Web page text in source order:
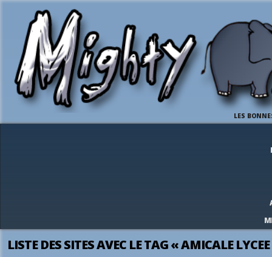
LES
LISTE DES SITES AVEC LE TAG « AMICALE